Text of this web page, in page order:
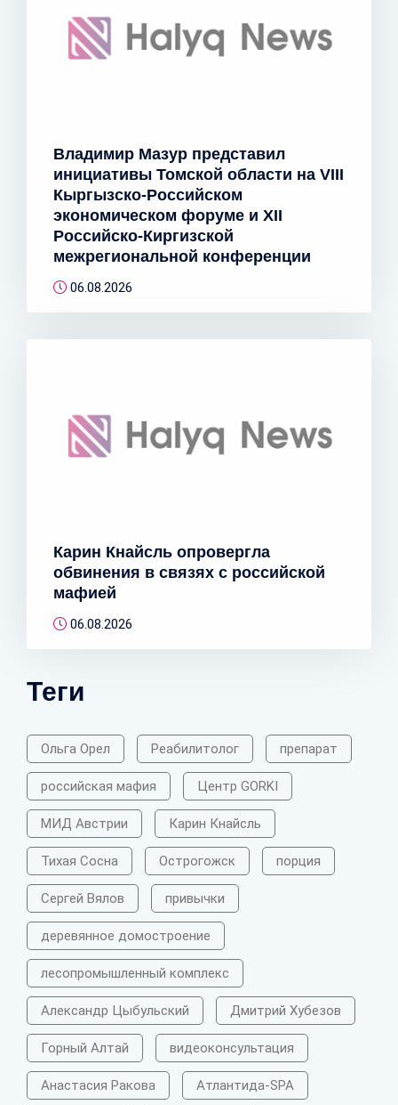
Владимир Мазур представил
инициативы Томской области на VIII
Кыргызско-Российском
экономическом форуме и XII
Российско-Киргизской
межрегиональной конференции
06.08.2026
Карин Кнайсль опровергла
обвинения в связях с российской
мафией
06.08.2026
Теги
Ольга Орел Реабилитолог препарат
российская мафия Центр GORKI
МИД Австрии Карин Кнайсль
Тихая Сосна Острогожск порция
Сергей Вялов привычки
деревянное домостроение
лесопромышленный комплекс
Александр Цыбульский Дмитрий Хубезов
Горный Алтай видеоконсультация
Анастасия Ракова Атлантида-SPA